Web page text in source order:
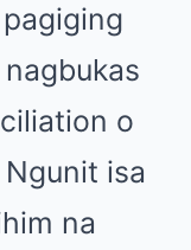
o
isa
na